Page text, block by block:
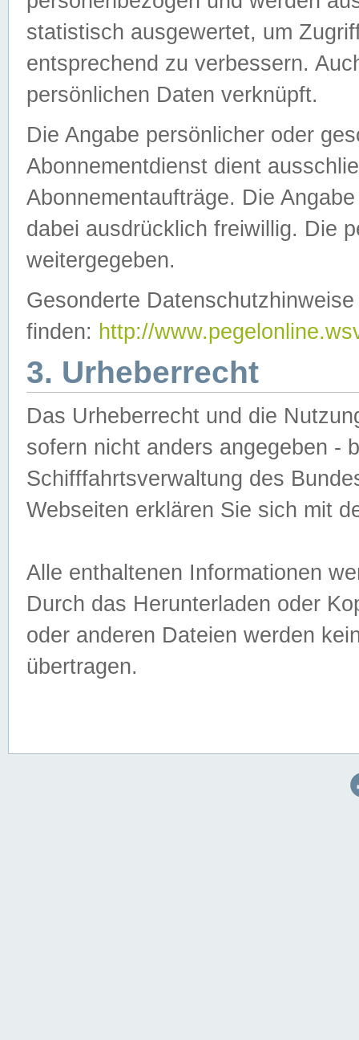
statistisch ausgewertet, um
entsprechend zu verbessern.
persönlichen Daten verknüpft.
Die Angabe persönlicher oder
Abonnementdienst dient
Abonnementaufträge. Die
dabei ausdrücklich freiwillig. Die
weitergegeben.
Gesonderte
finden: http://
3. Urheberrecht
Das Urheberrecht und die
sofern nicht anders angegeben -
Schifffahrtsverwaltung des
Webseiten erklären Sie sich mit
Alle enthaltenen Informationen
Durch das Herunterladen oder
oder anderen Dateien werden
übertragen.